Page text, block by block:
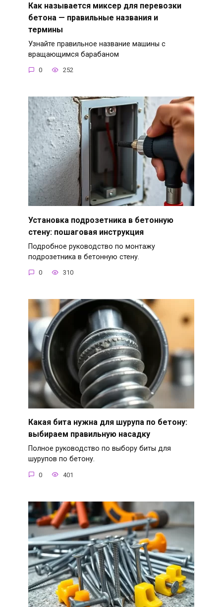
Как называется миксер для перевозки
бетона — правильные названия и
термины
Узнайте правильное название машины с
вращающимся барабаном
0 252
Установка подрозетника в бетонную
стену: пошаговая инструкция
Подробное руководство по монтажу
подрозетника в бетонную стену.
0 310
Какая бита нужна для шурупа по бетону:
выбираем правильную насадку
Полное руководство по выбору биты для
шурупов по бетону.
0 401